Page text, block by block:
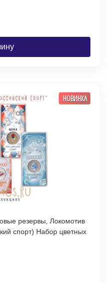
НОВИНКА
резервы, Локомотив
спорт) Набор цветных